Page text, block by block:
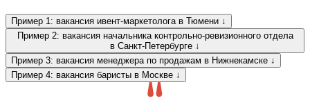
Пример 1: вакансия ивент-маркетолога в Тюмени ↓
Пример 2: вакансия начальника контрольно-ревизионного отдела
в Санкт-Петербурге ↓
Пример 3: вакансия менеджера по продажам в Нижнекамске ↓
Пример 4: вакансия баристы в Москве ↓